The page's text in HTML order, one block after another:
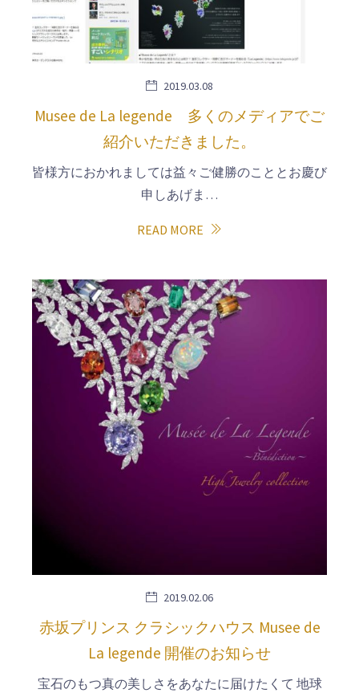
2019.03.08
Musee de La legende 多くのメディアでご
紹介いただきました。
皆様方におかれましては益々ご健勝のこととお慶び
申しあげま…
READ MORE
2019.02.06
赤坂プリンス クラシックハウス Musee de
La legende 開催のお知らせ
宝石のもつ真の美しさをあなたに届けたくて 地球